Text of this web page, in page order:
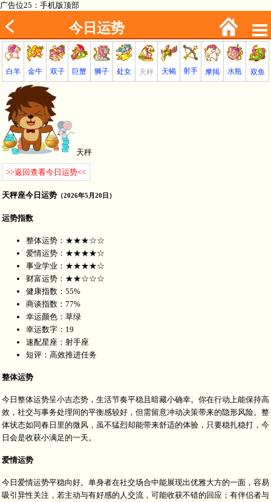
广告位25：手机版顶部
今日运势
白羊 金牛 双子 巨蟹 狮子 处女 天秤 天蝎 射手 摩羯 水瓶 双鱼
天秤
>>返回查看今日运势<<
天秤座今日运势 （2026年5月20日）
运势指数
整体运势：★★★☆☆
爱情运势：★★★★☆
事业学业：★★★★☆
财富运势：★★☆☆☆
健康指数：55%
商谈指数：77%
幸运颜色：草绿
幸运数字：19
速配星座：射手座
短评：高效推进任务
整体运势
今日整体运势呈小吉态势，生活节奏平稳且暗藏小确幸。你在行动上能保持高
效，社交与事务处理间的平衡感较好，但需留意冲动决策带来的隐形风险。整
体状态如同春日里的微风，虽不猛烈却能带来舒适的体验，只要稳扎稳打，今
日会是收获小满足的一天。
爱情运势
今日爱情运势平稳向好。单身者在社交场合中能展现出优雅大方的一面，容易
吸引异性关注，若主动与有好感的人交流，可能收获不错的回应；有伴侣者与